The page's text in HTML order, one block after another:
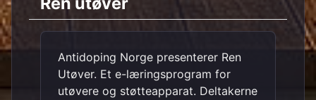
Antidoping Norge presenterer Ren
Utøver. Et e-læringsprogram for
utøvere og støtteapparat. Deltakerne